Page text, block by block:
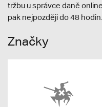
tržbu u správce daně
pak nejpozději do 48 hodin.
Značky